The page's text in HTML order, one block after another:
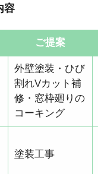
容
ご提案
外壁塗装・ひび
割れVカット補
修・窓枠廻りの
コーキング
塗装工事